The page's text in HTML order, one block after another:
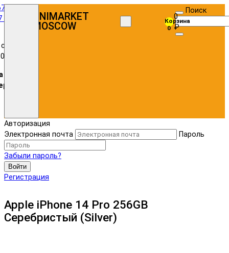
UNIMARKET
MOSCOW
Корзина
0
0
₽
Поиск
Авторизация
Электронная почта
Пароль
Забыли пароль?
Войти
Регистрация
Apple iPhone 14 Pro 256GB
Серебристый (Silver)